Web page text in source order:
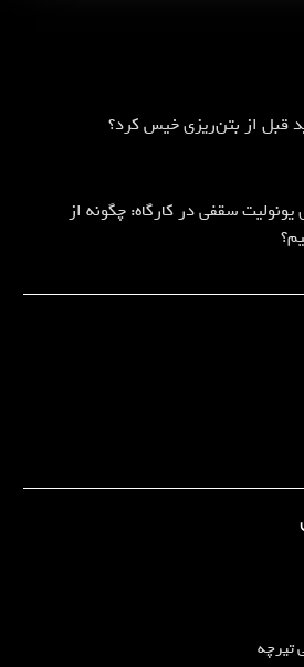
قبل از بتن‌ریزی خیس کرد؟
یونولیت سقفی در کارگاه: چگونه از
تیرچه